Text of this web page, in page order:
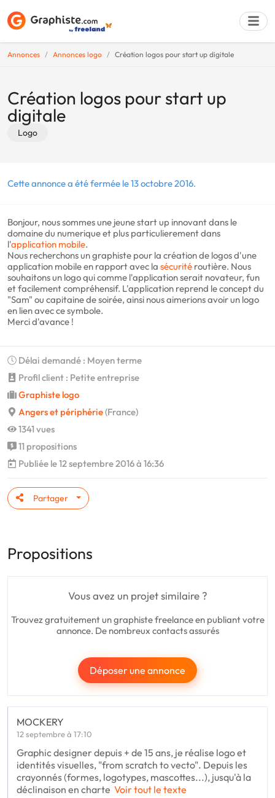
Annonces Annonces logo Création logos pour start up digitale
Création logos pour start up
digitale
Logo
Cette annonce a été fermée le 13 octobre 2016.
Bonjour, nous sommes une jeune start up innovant dans le
domaine du numerique et plus particulierement dans
l'application mobile.
Nous recherchons un graphiste pour la création de logos d'une
application mobile en rapport avec la sécurité routière. Nous
souhaitons un logo qui comme l'application serait novateur, fun
et facilement compréhensif. L'application reprend le concept du
"Sam" ou capitaine de soirée, ainsi nous aimerions avoir un logo
en lien avec ce symbole.
Merci d'avance !
Délai demandé : Moyen terme
Profil client : Petite entreprise
Graphiste logo
Angers et périphérie(France)
1341 vues
11 propositions
Publiée le 12 septembre 2016 à 16:36
Partager
Propositions
Vous avez un projet similaire ?
Trouvez gratuitement un graphiste freelance en publiant votre
annonce. De nombreux contacts assurés
Déposer une annonce
MOCKERY
12 septembre à 17:10
Graphic designer depuis + de 15 ans, je réalise logo et
identités visuelles, "from scratch to vecto". Depuis les
crayonnés (formes, logotypes, mascottes...), jusqu'à la
déclinaison en charte Voir tout le texte